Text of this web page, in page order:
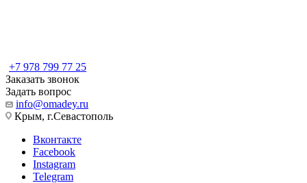
+7 978 799 77 25
Заказать звонок
Задать вопрос
info@omadey.ru
Крым, г.Севастополь
Вконтакте
Facebook
Instagram
Telegram